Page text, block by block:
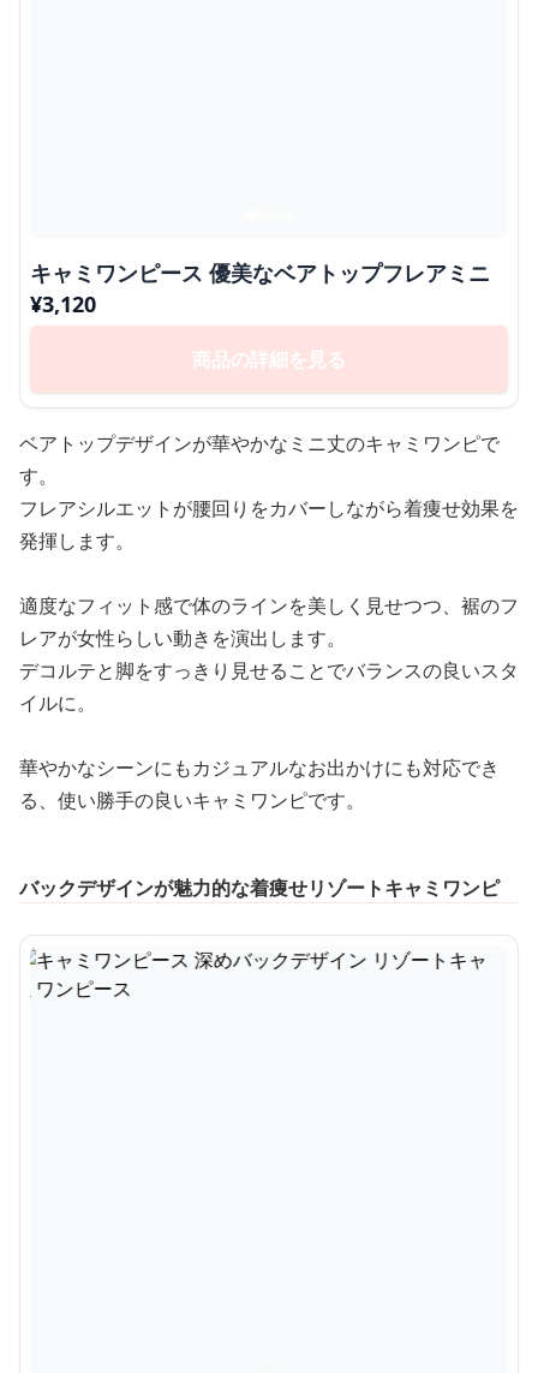
キャミワンピース 優美なベアトップフレアミニ
¥3,120
商品の詳細を見る
ベアトップデザインが華やかなミニ丈のキャミワンピで
す。
フレアシルエットが腰回りをカバーしながら着痩せ効果を
発揮します。
適度なフィット感で体のラインを美しく見せつつ、裾のフ
レアが女性らしい動きを演出します。
デコルテと脚をすっきり見せることでバランスの良いスタ
イルに。
華やかなシーンにもカジュアルなお出かけにも対応でき
る、使い勝手の良いキャミワンピです。
バックデザインが魅力的な着痩せリゾートキャミワンピ